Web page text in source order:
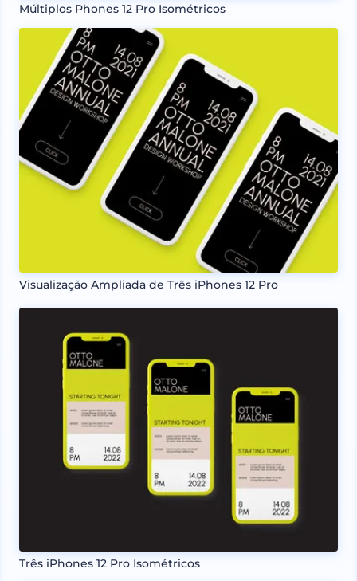
Múltiplos Phones 12 Pro Isométricos
Visualização Ampliada de Três iPhones 12 Pro
Três iPhones 12 Pro Isométricos